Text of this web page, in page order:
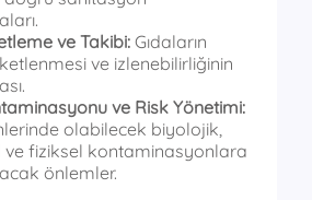
ve Takibi: Gıdaların
ve izlenebilirliğinin
ve Risk Yönetimi:
olabilecek biyolojik,
fiziksel kontaminasyonlara
önlemler.